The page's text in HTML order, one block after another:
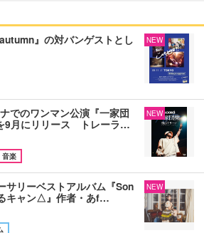
』の対バンゲストとし
NEW
でのワンマン公演『一家団
9月にリリース トレーラ…
音楽
NEW
サリーベストアルバム『Son
キャン△』作者・あf…
NEW